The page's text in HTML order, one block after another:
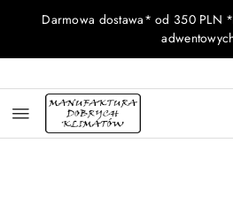
Przejdź do treści głównej
Przejdź do wyszukiwarki
Przejdź do moje konto
Przejdź do menu głównego
Przejdź do opisu produktu
Przejdź do stopki
Darmowa dostawa* od 350 PLN